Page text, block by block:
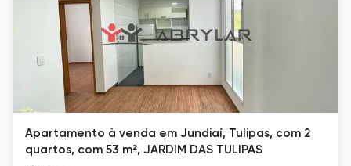
Apartamento à venda em Jundiaí, Tulipas, com 2
quartos, com 53 m², JARDIM DAS TULIPAS